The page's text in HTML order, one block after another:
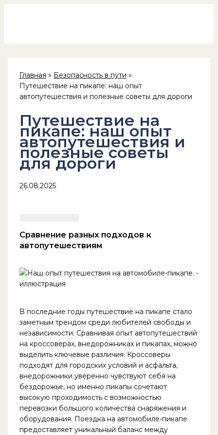
Главная
Безопасность в пути
Путешествие на пикапе: наш опыт
автопутешествия и полезные советы для дороги
Путешествие на
пикапе: наш опыт
автопутешествия и
полезные советы
для дороги
26.08.2025
Сравнение разных подходов к
автопутешествиям
В последние годы путешествие на пикапе стало
заметным трендом среди любителей свободы и
независимости. Сравнивая опыт автопутешествий
на кроссоверах, внедорожниках и пикапах, можно
выделить ключевые различия. Кроссоверы
подходят для городских условий и асфальта,
внедорожники уверенно чувствуют себя на
бездорожье, но именно пикапы сочетают
высокую проходимость с возможностью
перевозки большого количества снаряжения и
оборудования. Поездка на автомобиле-пикапе
предоставляет уникальный баланс между